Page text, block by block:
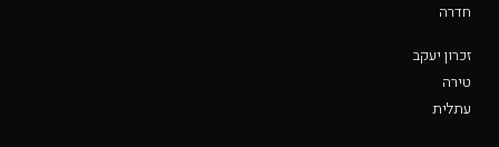
חדרה
זכרון יעקב
טירה
עתלית